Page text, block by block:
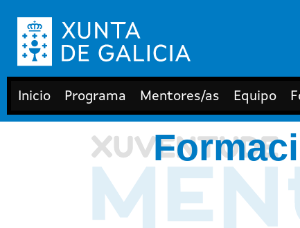
Inicio Programa Mentores/as Equipo